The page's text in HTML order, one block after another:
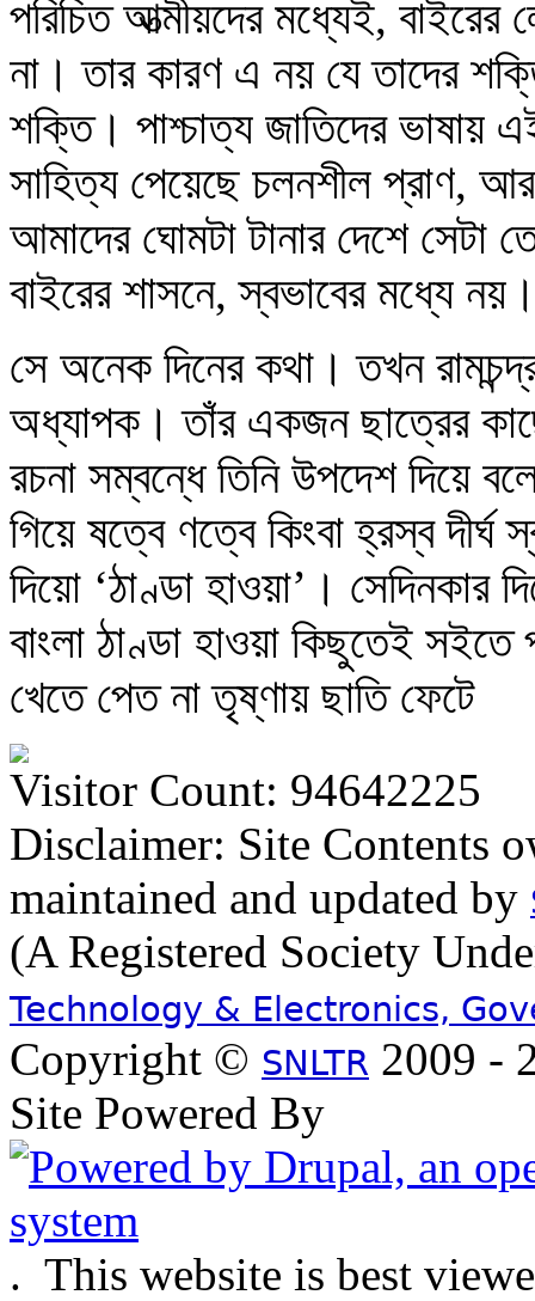
পরিচিত আত্মীয়দের মধ্যেই,
না। তার কারণ এ নয় যে তাদের
শক্তি। পাশ্চাত্য জাতিদের ভাষায়
সাহিত্য পেয়েছে চলনশীল প্রাণ,
আমাদের ঘোমটা টানার দেশে সেটা
বাইরের শাসনে, স্বভাবের মধ্যে
সে অনেক দিনের কথা। তখন
অধ্যাপক। তাঁর একজন ছাত্রের কাছে
রচনা সম্বন্ধে তিনি উপদেশ দিয়ে
গিয়ে ষত্বে ণত্বে কিংবা হ্রস্ব দীর্ঘ
দিয়ো ‘ঠাণ্ডা হাওয়া’। সেদিনকার
বাংলা ঠাণ্ডা হাওয়া কিছুতেই
খেতে পেত না তৃষ্ণায় ছাতি ফেটে
Visitor Count: 94642225
Disclaimer: Site Contents
maintained and updated by
(A Registered Society
Technology & Electronics,
Copyright © SNLTR 2009 -
Site Powered By
. This website is best